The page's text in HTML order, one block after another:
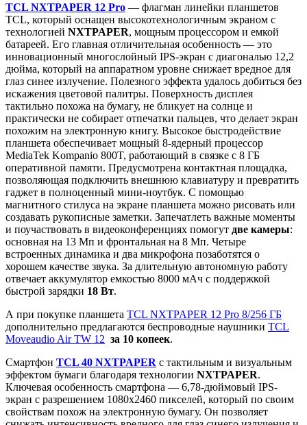
TCL NXTPAPER 12 Pro — флагман линейки планшетов
TCL, который оснащен высокотехнологичным экраном с
технологией NXTPAPER, мощным процессором и емкой
батареей. Его главная отличительная особенность — это
инновационный многослойный IPS-экран с диагональю 12,2
дюйма, который на аппаратном уровне снижает вредное для
глаз синее излучение. Полезного эффекта удалось добиться без
искажения цветовой палитры. Поверхность дисплея
тактильно похожа на бумагу, не бликует на солнце и
практически не собирает отпечатки пальцев, что делает экран
похожим на электронную книгу. Высокое быстродействие
планшета обеспечивает мощный 8-ядерный процессор
MediaTek Kompanio 800T, работающий в связке с 8 ГБ
оперативной памяти. Предусмотрена контактная площадка,
позволяющая подключить внешнюю клавиатуру и превратить
гаджет в полноценный мини-ноутбук. С помощью
магнитного стилуса на экране планшета можно рисовать или
создавать рукописные заметки. Запечатлеть важные моменты
и поучаствовать в видеоконференциях помогут две камеры:
основная на 13 Мп и фронтальная на 8 Мп. Четыре
встроенных динамика и два микрофона позаботятся о
хорошем качестве звука. За длительную автономную работу
отвечает аккумулятор емкостью 8000 мАч с поддержкой
быстрой зарядки 18 Вт.
А при покупке планшета TCL NXTPAPER 12 Pro 8/256 ГБ
дополнительно предлагаются беспроводные наушники TCL
Moveaudio Air TW 12 за 10 копеек.
Смартфон TCL 40 NXTPAPER с тактильным и визуальным
эффектом бумаги благодаря технологии NXTPAPER.
Ключевая особенность смартфона — 6,78-дюймовый IPS-
экран с разрешением 1080х2460 пикселей, который по своим
свойствам похож на электронную бумагу. Он позволяет